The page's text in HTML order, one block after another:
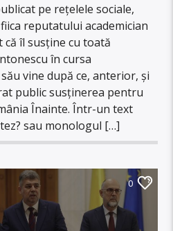
pe rețelele sociale,
reputatului academician
că îl susține cu toată
în cursa
vine după ce, anterior, și
public susținerea pentru
Înainte. Într-un text
sau monologul […]
0